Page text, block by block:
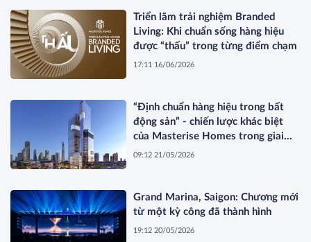
Triển lãm trải nghiệm Branded
Living: Khi chuẩn sống hàng hiệu
được “thấu” trong từng điểm chạm
17:11 16/06/2026
“Định chuẩn hàng hiệu trong bất
động sản” - chiến lược khác biệt
của Masterise Homes trong giai
đoạn thị trường tái cấu trúc
09:12 21/05/2026
Grand Marina, Saigon: Chương mới
từ một kỳ công đã thành hình
19:12 20/05/2026